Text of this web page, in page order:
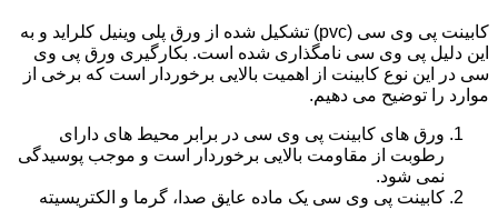
کابینت پی وی سی (pvc) تشکیل شده از ورق پلی وینیل کلراید و به
این دلیل پی وی سی نامگذاری شده است. بکارگیری ورق پی وی
سی در این نوع کابینت از اهمیت بالایی برخوردار است که برخی از
موارد را توضیح می دهیم.
ورق های کابینت پی وی سی در برابر محیط های دارای
رطوبت از مقاومت بالایی برخوردار است و موجب پوسیدگی
نمی شود.
کابینت پی وی سی یک ماده عایق صدا، گرما و الکتریسیته